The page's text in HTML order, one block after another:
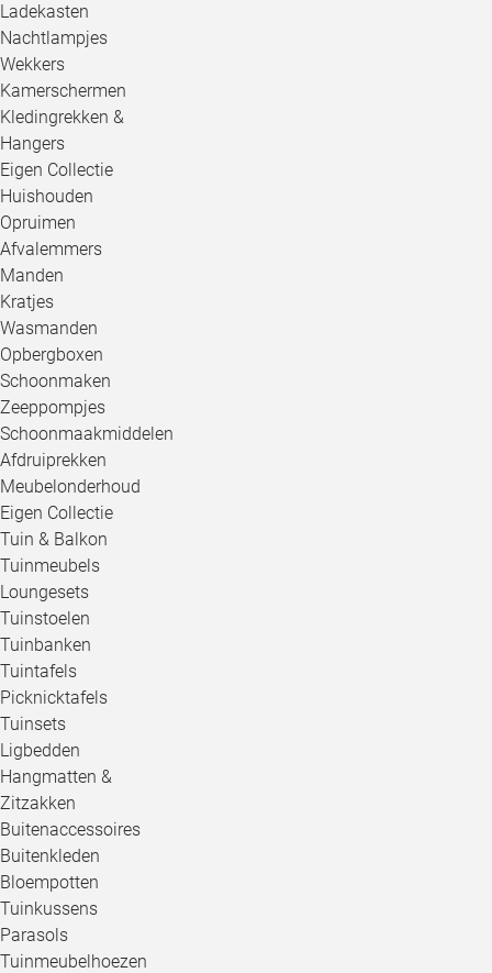
Ladekasten
Nachtlampjes
Wekkers
Kamerschermen
Kledingrekken &
Hangers
Eigen Collectie
Huishouden
Opruimen
Afvalemmers
Manden
Kratjes
Wasmanden
Opbergboxen
Schoonmaken
Zeeppompjes
Schoonmaakmiddelen
Afdruiprekken
Meubelonderhoud
Eigen Collectie
Tuin & Balkon
Tuinmeubels
Loungesets
Tuinstoelen
Tuinbanken
Tuintafels
Picknicktafels
Tuinsets
Ligbedden
Hangmatten &
Zitzakken
Buitenaccessoires
Buitenkleden
Bloempotten
Tuinkussens
Parasols
Tuinmeubelhoezen